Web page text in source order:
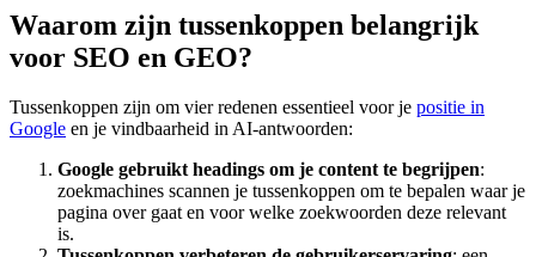
Waarom zijn tussenkoppen belangrijk
voor SEO en GEO?
Tussenkoppen zijn om vier redenen essentieel voor je positie in
Google en je vindbaarheid in AI-antwoorden:
Google gebruikt headings om je content te begrijpen:
zoekmachines scannen je tussenkoppen om te bepalen waar je
pagina over gaat en voor welke zoekwoorden deze relevant
is.